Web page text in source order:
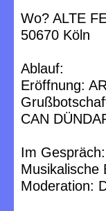
Wo? ALTE
50670 Köln
Ablauf:
Eröffnung:
CAN
Im
Musikalische
Moderation: